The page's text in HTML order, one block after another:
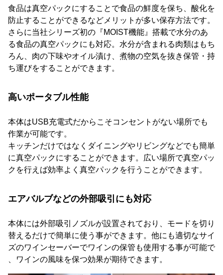
食品は真空パックにすることで食品の鮮度を保ち、酸化を
防止することができるなどメリットが多い保存方法です。
さらに当社シリーズ初の『MOIST機能』搭載で水分のあ
る食品の真空パックにも対応。水分が含まれる肉類はもち
ろん、肉の下味やオイル漬け、煮物の空気を抜き保管・持
ち運びをすることができます。
高いポータブル性能
本体はUSB充電式だからこそコンセントがない場所でも
作業が可能です。
キッチンだけではなくダイニングやリビングなどでも簡単
に真空パックにすることができます。広い場所で真空パッ
クを行えば効率よく真空パックを行うことができます。
エアバルブなどの外部吸引にも対応
本体には外部吸引ノズルが設置されており、モードを切り
替えるだけで簡単に使う事ができます。他にも適切なサイ
ズのワインセーバーでワインの保管も使用する事が可能で
、ワインの風味を保つ効果が期待できます。